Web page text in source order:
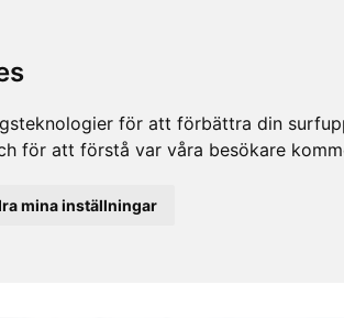
för att förbättra din
för att förstå var våra besökare
mina inställningar